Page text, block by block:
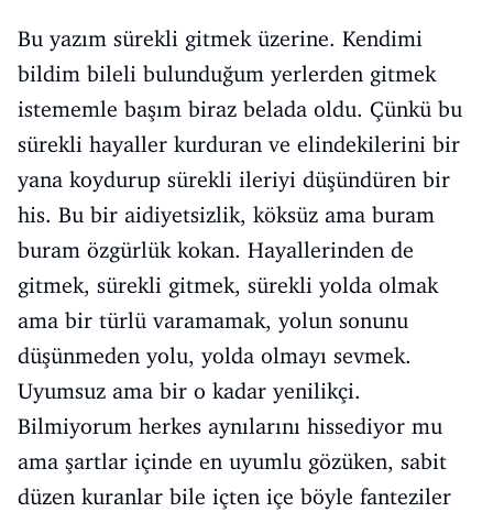
Bu yazım sürekli gitmek üzerine. Kendimi
bildim bileli bulunduğum yerlerden gitmek
istememle başım biraz belada oldu. Çünkü bu
sürekli hayaller kurduran ve elindekilerini bir
yana koydurup sürekli ileriyi düşündüren bir
his. Bu bir aidiyetsizlik, köksüz ama buram
buram özgürlük kokan. Hayallerinden de
gitmek, sürekli gitmek, sürekli yolda olmak
ama bir türlü varamamak, yolun sonunu
düşünmeden yolu, yolda olmayı sevmek.
Uyumsuz ama bir o kadar yenilikçi.
Bilmiyorum herkes aynılarını hissediyor mu
ama şartlar içinde en uyumlu gözüken, sabit
düzen kuranlar bile içten içe böyle fanteziler